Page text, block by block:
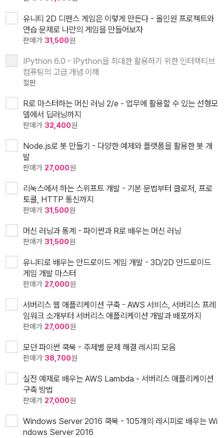
유니티 2D 디펜스 게임은 이렇게 만든다 - 올인원 프로젝트와
연습 문제로 나만의 게임을 만들어보자
판매가 31,500원
IPython 6.0 - IPython을 최대한 활용하기 위한 인터랙티브
컴퓨팅의 고급 개념 이해
절판
R로 마스터하는 머신 러닝 2/e - 업무에 활용할 수 있는 선형모
델에서 딥러닝까지
판매가 32,400원
Node.js로 봇 만들기 - 다양한 예제와 플랫폼을 활용한 봇 개
발
판매가 27,000원
리눅스에서 하는 스위프트 개발 - 기본 문법부터 클로저, 프로
토콜, HTTP 통신까지
판매가 31,500원
머신 러닝과 통계 - 파이썬과 R로 배우는 머신 러닝
판매가 31,500원
유니티로 배우는 안드로이드 게임 개발 - 3D/2D 안드로이드
게임 개발 마스터
판매가 27,000원
서버리스 웹 애플리케이션 구축 - AWS 서비스, 서버리스 프레
임워크 소개부터 서버리스 애플리케이션 개발과 배포까지
판매가 27,000원
모던 파이썬 쿡북 - 주제별 문제 해결 레시피 모음
판매가 38,700원
실전 예제로 배우는 AWS Lambda - 서버리스 애플리케이션
구축 방법
판매가 27,000원
Windows Server 2016 쿡북 - 105개의 레시피로 배우는 Wi
ndows Server 2016